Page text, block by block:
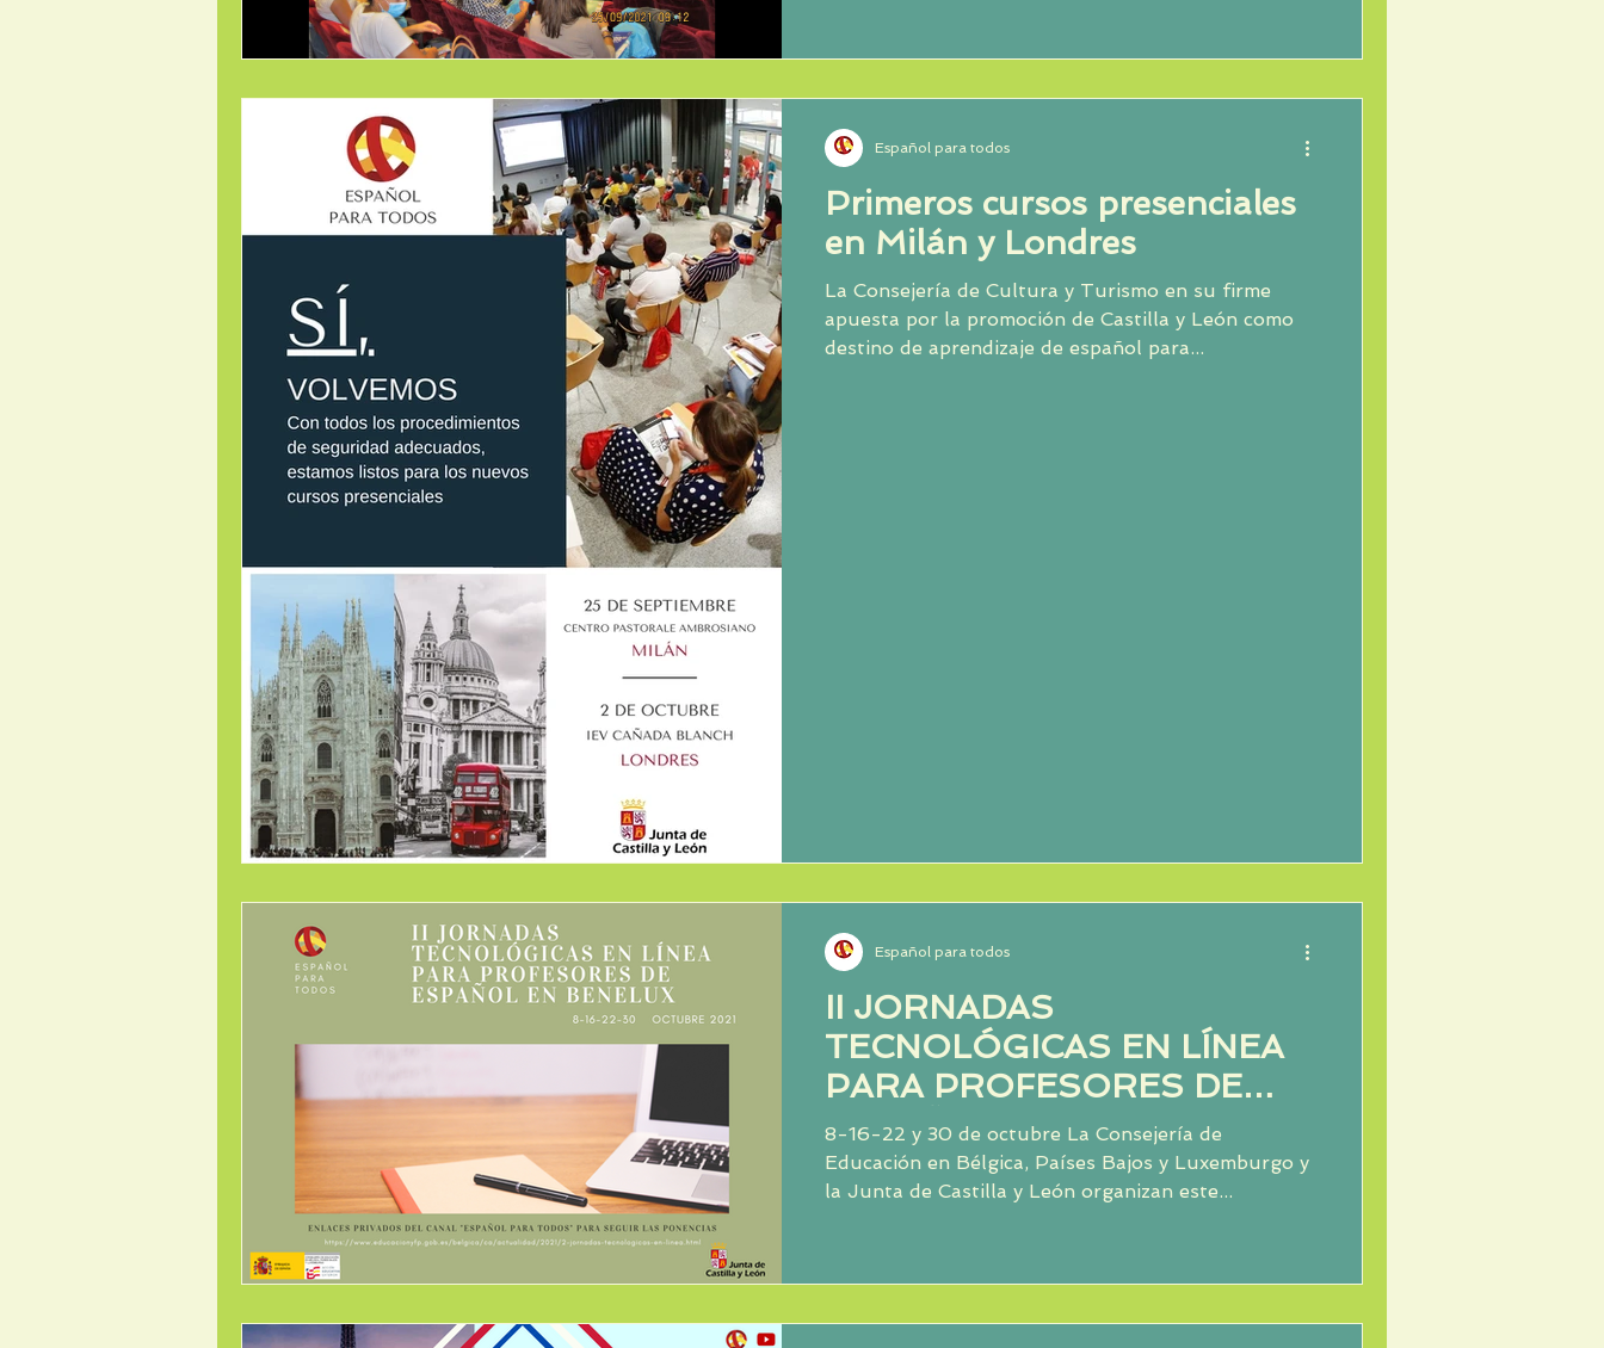
Primeros cursos presenciales
en Milán y Londres
La Consejería de Cultura y Turismo en su firme
apuesta por la promoción de Castilla y León como
destino de aprendizaje de español para...
Español para todos
II JORNADAS
TECNOLÓGICAS EN LÍNEA
PARA PROFESORES DE
ESPAÑOL EN BENELUX
8-16-22 y 30 de octubre La Consejería de
Educación en Bélgica, Países Bajos y Luxemburgo y
la Junta de Castilla y León organizan este...
Español para todos